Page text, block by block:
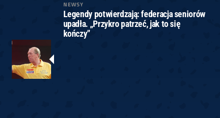
NEWSY
Legendy potwierdzają: federacja seniorów
upadła. „Przykro patrzeć, jak to się
kończy”